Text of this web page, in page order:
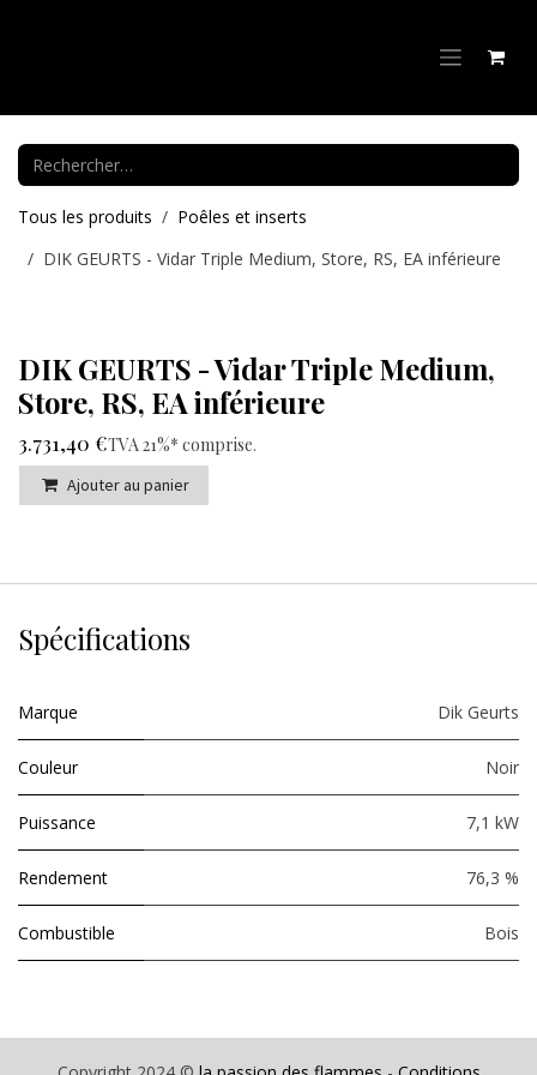
Tous les produits
Poêles et inserts
DIK GEURTS - Vidar Triple Medium, Store, RS, EA inférieure
DIK GEURTS - Vidar Triple Medium,
Store, RS, EA inférieure
3.731,40 €TVA 21%* comprise.
Ajouter au panier
Spécifications
Marque Dik Geurts
Couleur Noir
Puissance 7,1 kW
Rendement 76,3 %
Combustible Bois